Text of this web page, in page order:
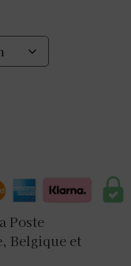
Poste
Belgique et